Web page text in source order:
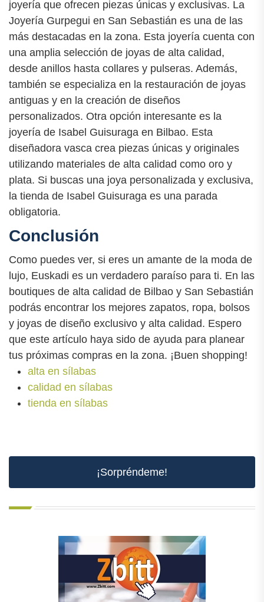
joyería que ofrecen piezas únicas y exclusivas. La
Joyería Gurpegui en San Sebastián es una de las
más destacadas en la zona. Esta joyería cuenta con
una amplia selección de joyas de alta calidad,
desde anillos hasta collares y pulseras. Además,
también se especializa en la restauración de joyas
antiguas y en la creación de diseños
personalizados. Otra opción interesante es la
joyería de Isabel Guisuraga en Bilbao. Esta
diseñadora vasca crea piezas únicas y originales
utilizando materiales de alta calidad como oro y
plata. Si buscas una joya personalizada y exclusiva,
la tienda de Isabel Guisuraga es una parada
obligatoria.
Conclusión
Como puedes ver, si eres un amante de la moda de
lujo, Euskadi es un verdadero paraíso para ti. En las
boutiques de alta calidad de Bilbao y San Sebastián
podrás encontrar los mejores zapatos, ropa, bolsos
y joyas de diseño exclusivo y alta calidad. Espero
que este artículo haya sido de ayuda para planear
tus próximas compras en la zona. ¡Buen shopping!
alta en sílabas
calidad en sílabas
tienda en sílabas
¡Sorpréndeme!